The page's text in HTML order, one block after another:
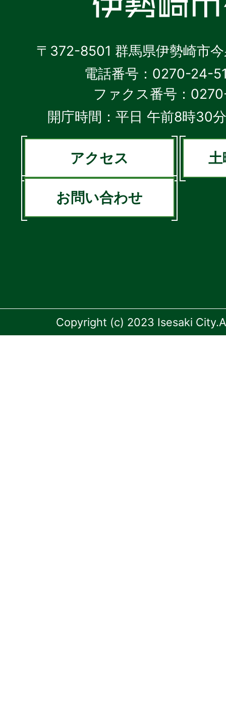
〒372-8501 群馬県伊勢崎市
電話番号：0270-24-
ファクス番号：
開庁時間：平日 午前8時30
アクセス 土
お問い合わせ
Copyright (c) 2023 Isesaki